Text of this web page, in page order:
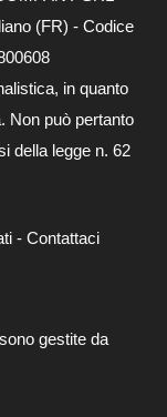
(FR) - Codice
in quanto
Non può pertanto
della legge n. 62
- Contattaci
gestite da